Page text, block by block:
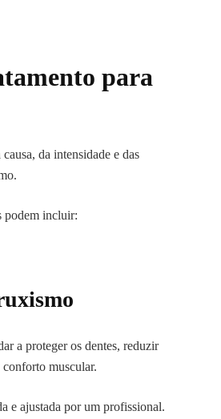
para
da intensidade e das
podem incluir:
a proteger os dentes, reduzir
conforto muscular.
e ajustada por um profissional.